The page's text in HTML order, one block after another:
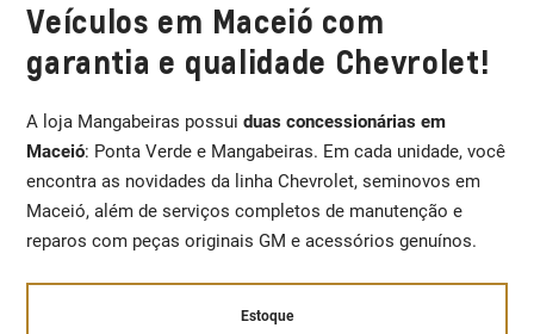
Veículos em Maceió com
garantia e qualidade Chevrolet!
A loja Mangabeiras possuiduas concessionárias em
Maceió: Ponta Verde e Mangabeiras. Em cada unidade, você
encontra as novidades da linha Chevrolet, seminovos em
Maceió, além de serviços completos de manutenção e
reparos com peças originais GM e acessórios genuínos.
Estoque